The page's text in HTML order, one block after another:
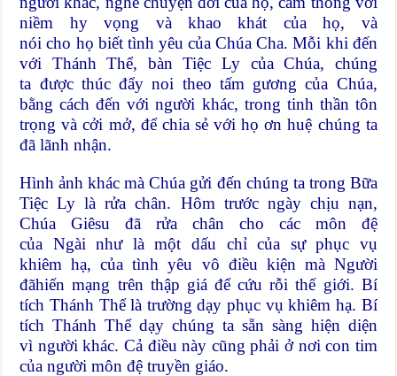
niềm hy vọng và khao khát của họ, và
nói cho họ biết tình yêu của Chúa Cha. Mỗi khi đến
với Thánh Thể, bàn Tiệc Ly của Chúa, chúng
ta được thúc đẩy noi theo tấm gương của Chúa,
bằng cách đến với người khác, trong tinh thần tôn
trọng và cởi mở, để chia sẻ với họ ơn huệ chúng ta
đã lãnh nhận.
Hình ảnh khác mà Chúa gửi đến chúng ta trong Bữa
Tiệc Ly là rửa chân. Hôm trước ngày chịu nạn,
Chúa Giêsu đã rửa chân cho các môn đệ
của Ngài như là một dấu chỉ của sự phục vụ
khiêm hạ, của tình yêu vô điều kiện mà Người
đãhiến mạng trên thập giá để cứu rỗi thế giới. Bí
tích Thánh Thể là trường dạy phục vụ khiêm hạ. Bí
tích Thánh Thể dạy chúng ta sẵn sàng hiện diện
vì người khác. Cả điều này cũng phải ở nơi con tim
của người môn đệ truyền giáo.